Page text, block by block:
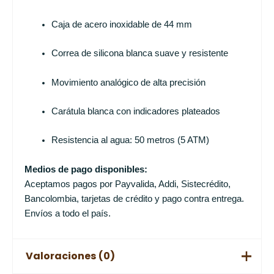
Caja de acero inoxidable de 44 mm
Correa de silicona blanca suave y resistente
Movimiento analógico de alta precisión
Carátula blanca con indicadores plateados
Resistencia al agua: 50 metros (5 ATM)
Medios de pago disponibles:
Aceptamos pagos por Payvalida, Addi, Sistecrédito,
Bancolombia, tarjetas de crédito y pago contra entrega.
Envíos a todo el país.
Valoraciones (0)